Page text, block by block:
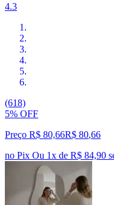
4.3
(618)
5% OFF
Preço R$ 80,66R$ 80,66
no Pix Ou 1x de R$ 84,90